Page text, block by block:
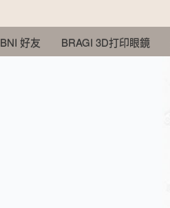
BNI 好友 BRAGI 3D打印眼鏡